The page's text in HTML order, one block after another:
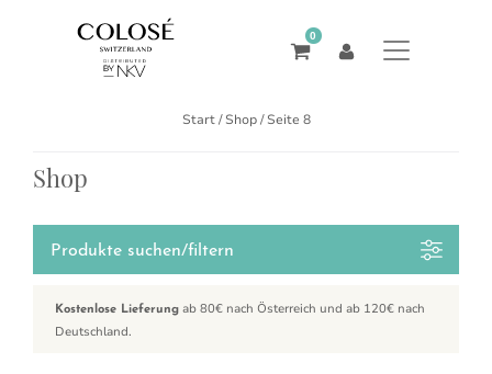
0
Start/Shop/ Seite 8
Shop
Produkte suchen/filtern
Kostenlose Lieferung ab 80€ nach Österreich und ab 120€ nach
Deutschland.